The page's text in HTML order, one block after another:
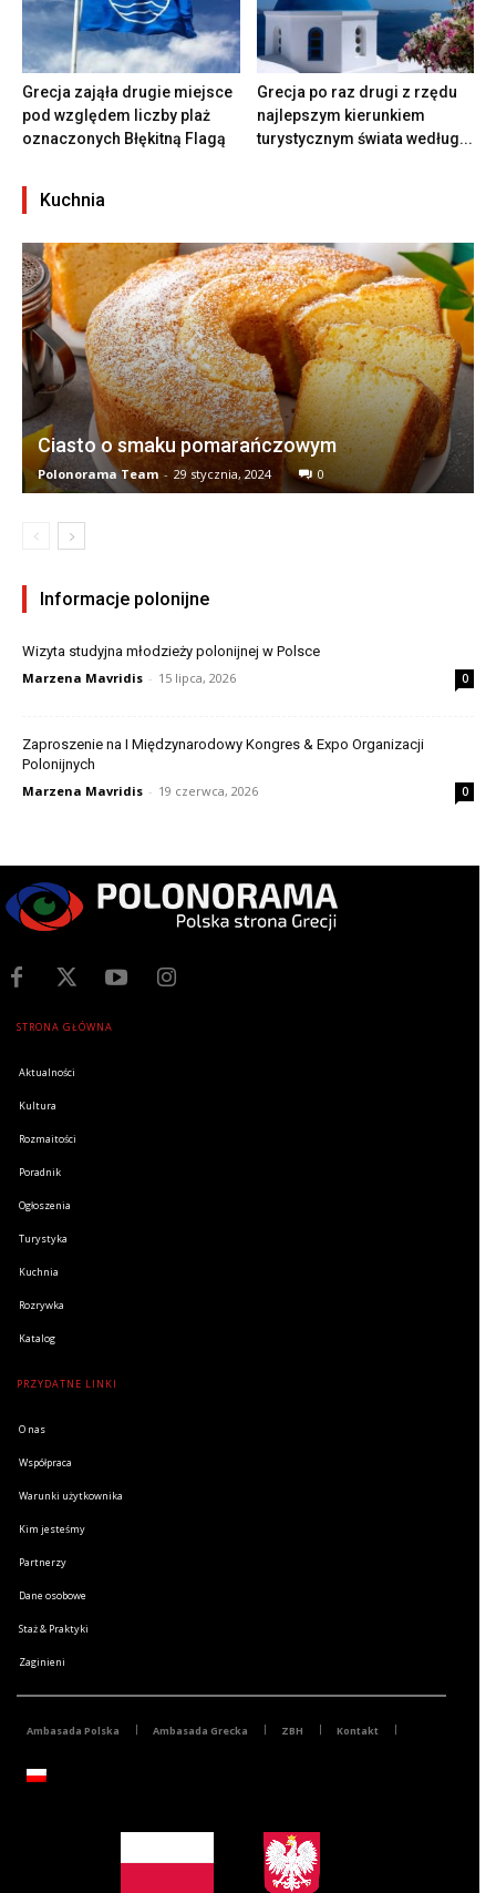
Grecja zająła drugie miejsce
pod względem liczby plaż
oznaczonych Błękitną Flagą
Grecja po raz drugi z rzędu
najlepszym kierunkiem
turystycznym świata według...
Kuchnia
Ciasto o smaku pomarańczowym
Polonorama Team - 29 stycznia, 2024 0
Informacje polonijne
Wizyta studyjna młodzieży polonijnej w Polsce
Marzena Mavridis - 15 lipca, 2026 0
Zaproszenie na I Międzynarodowy Kongres & Expo Organizacji
Polonijnych
Marzena Mavridis - 19 czerwca, 2026 0
STRONA GŁÓWNA
Aktualności
Kultura
Rozmaitości
Poradnik
Ogłoszenia
Turystyka
Kuchnia
Rozrywka
Katalog
PRZYDATNE LINKI
O nas
Współpraca
Warunki użytkownika
Kim jesteśmy
Partnerzy
Dane osobowe
Staż & Praktyki
Zaginieni
Ambasada Polska Ambasada Grecka ZBH Kontakt